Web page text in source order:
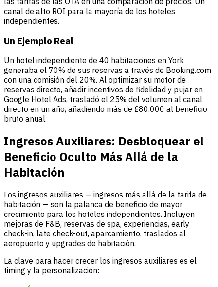
canal de alto ROI para la mayoría de los hoteles
independientes.
Un Ejemplo Real
Un hotel independiente de 40 habitaciones en York
generaba el 70% de sus reservas a través de Booking.com
con una comisión del 20%. Al optimizar su motor de
reservas directo, añadir incentivos de fidelidad y pujar en
Google Hotel Ads, trasladó el 25% del volumen al canal
directo en un año, añadiendo más de £80.000 al beneficio
bruto anual.
Ingresos Auxiliares: Desbloquear el
Beneficio Oculto Más Allá de la
Habitación
Los ingresos auxiliares — ingresos más allá de la tarifa de
habitación — son la palanca de beneficio de mayor
crecimiento para los hoteles independientes. Incluyen
mejoras de F&B, reservas de spa, experiencias, early
check-in, late check-out, aparcamiento, traslados al
aeropuerto y upgrades de habitación.
La clave para hacer crecer los ingresos auxiliares es el
timing y la personalización: